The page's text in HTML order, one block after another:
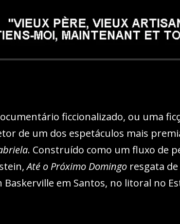
ficcionalizado, ou uma
de um dos espetáculos mais
. Construído como um fluxo de
Até o Próximo Domingo resgata
Baskerville em Santos, no litoral no